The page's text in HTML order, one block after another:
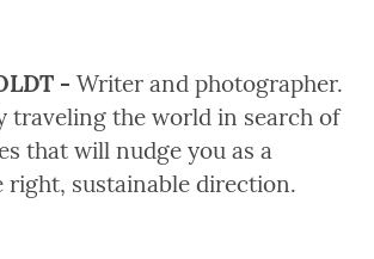
- Writer and photographer.
traveling the world in search of
that will nudge you as a
right, sustainable direction.